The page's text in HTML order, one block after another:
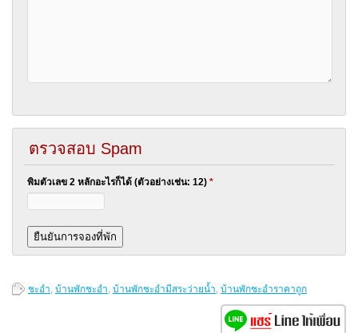
ตรวจสอบ Spam
พิมตัวเลข 2 หลักอะไรก็ได้ (ตัวอย่างเช่น: 12) *
ชะอำ, บ้านพักชะอำ, บ้านพักชะอำมีสระว่ายน้ำ, บ้านพักชะอำราคาถูก